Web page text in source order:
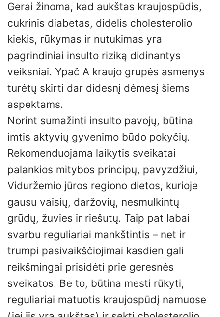
Gerai žinoma, kad aukštas kraujospūdis,
cukrinis diabetas, didelis cholesterolio
kiekis, rūkymas ir nutukimas yra
pagrindiniai insulto riziką didinantys
veiksniai. Ypač A kraujo grupės asmenys
turėtų skirti dar didesnį dėmesį šiems
aspektams.
Norint sumažinti insulto pavojų, būtina
imtis aktyvių gyvenimo būdo pokyčių.
Rekomenduojama laikytis sveikatai
palankios mitybos principų, pavyzdžiui,
Viduržemio jūros regiono dietos, kurioje
gausu vaisių, daržovių, nesmulkintų
grūdų, žuvies ir riešutų. Taip pat labai
svarbu reguliariai mankštintis – net ir
trumpi pasivaikščiojimai kasdien gali
reikšmingai prisidėti prie geresnės
sveikatos. Be to, būtina mesti rūkyti,
reguliariai matuotis kraujospūdį namuose